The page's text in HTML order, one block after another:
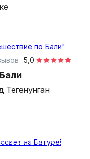
5,0
Тегенунган
на автомобиле